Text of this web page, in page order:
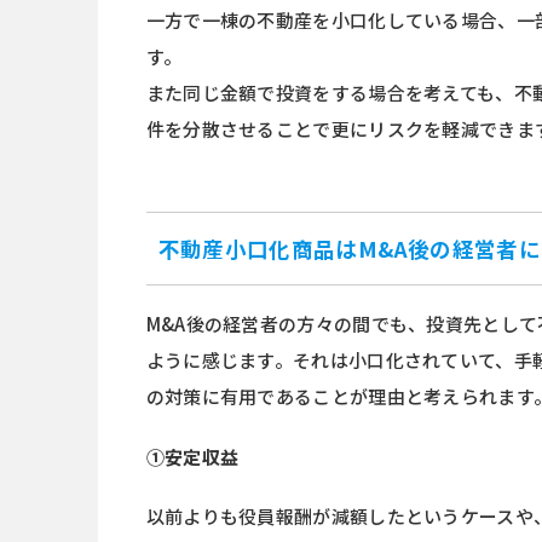
一方で一棟の不動産を小口化している場合、
す。
また同じ金額で投資をする場合を考えても、
件を分散させることで更にリスクを軽減できま
不動産小口化商品はM&A後の経営者
M&A後の経営者の方々の間でも、投資先とし
ように感じます。それは小口化されていて、
の対策に有用であることが理由と考えられます
①安定収益
以前よりも役員報酬が減額したというケース